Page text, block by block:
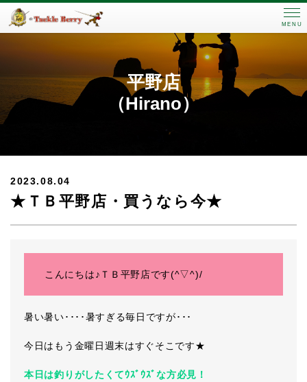
MENU
平野店
（Hirano）
2023.08.04
★ＴＢ平野店・買うなら今★
こんにちは♪ＴＢ平野店です(^▽^)/
暑い暑い････暑すぎる毎日ですが･･･
今日はもう金曜日週末はすぐそこです★
本日は釣りがしたくてｳｽﾞｳｽﾞな方必見！